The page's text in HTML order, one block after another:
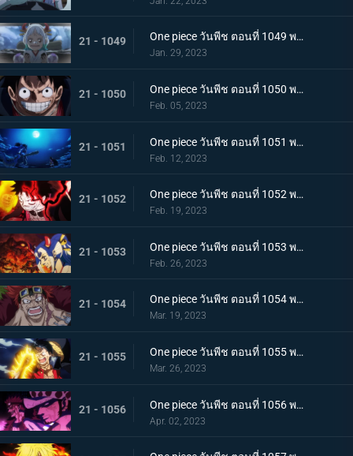
21 - 1049 One piece วันพีช ตอนที่ 1049 พากย์ไทย ลูฟี่โบยบิน! ล้างแค้นร้อยอสูร
Jan. 29, 2023
21 - 1050 One piece วันพีช ตอนที่ 1050 พากย์ไทย มังกร 2 ตัวเผชิญหน้า! ความมุ่งมั่นของโมโมโนะสุเกะ!
Feb. 05, 2023
21 - 1051 One piece วันพีช ตอนที่ 1051 พากย์ไทย ตำนานกลับมาอีกครั้ง! หมัดของลูฟี่คำรามบนท้องฟ้า
Feb. 12, 2023
21 - 1052 One piece วันพีช ตอนที่ 1052 พากย์ไทย สถาการณ์ตึงเครียด! จุดจบของโอนิกาชิมะ!
Feb. 19, 2023
21 - 1053 One piece วันพีช ตอนที่ 1053 พากย์ไทย ซันจิกลายพันธุ์ แขนทั้ง 2 เจอวิกฤติ!
Feb. 26, 2023
21 - 1054 One piece วันพีช ตอนที่ 1054 พากย์ไทย คู่หูต้องตาย! เดิมพันมรณะของคิลเลอร์
Mar. 19, 2023
21 - 1055 One piece วันพีช ตอนที่ 1055 พากย์ไทย ร่างเงาดึงเชือก! โอนิกาชิมะในเปลวเพลิง
Mar. 26, 2023
21 - 1056 One piece วันพีช ตอนที่ 1056 พากย์ไทย การโต้กลับ! ท่าผสานของคิดกับลอว์โต้กลับ
Apr. 02, 2023